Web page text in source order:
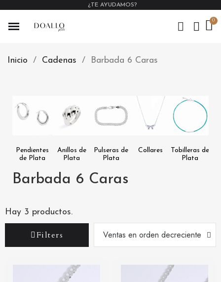
¿TE AYUDAMOS?
Inicio Cadenas Barbada 6 Caras
Pendientes
de Plata
Anillos de
Plata
Pulseras de
Plata
Collares
Tobilleras de
Plata
Barbada 6 Caras
Hay 3 productos.
Filters